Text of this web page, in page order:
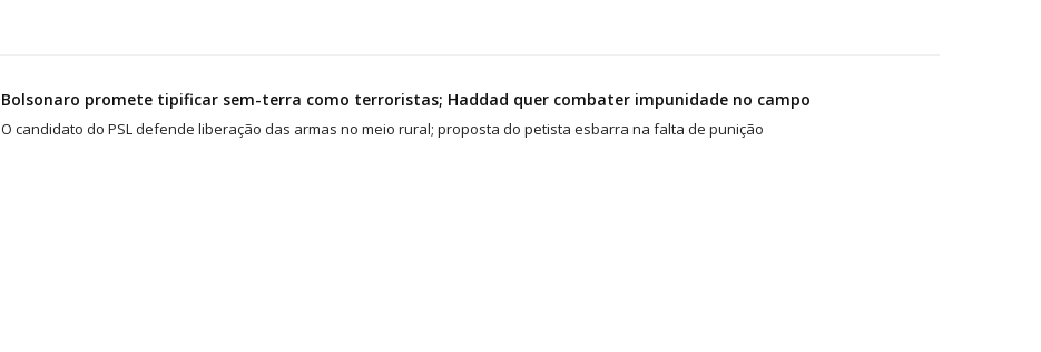
Bolsonaro promete tipificar sem-terra como terroristas; Haddad quer combater impunidade no campo
O candidato do PSL defende liberação das armas no meio rural; proposta do petista esbarra na falta de punição